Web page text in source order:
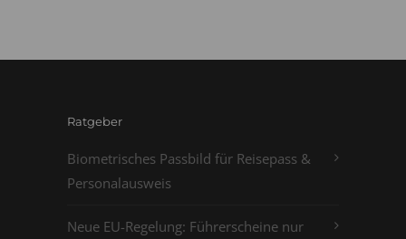
Ratgeber
Biometrisches Passbild für Reisepass &
Personalausweis
Neue EU-Regelung: Führerscheine nur